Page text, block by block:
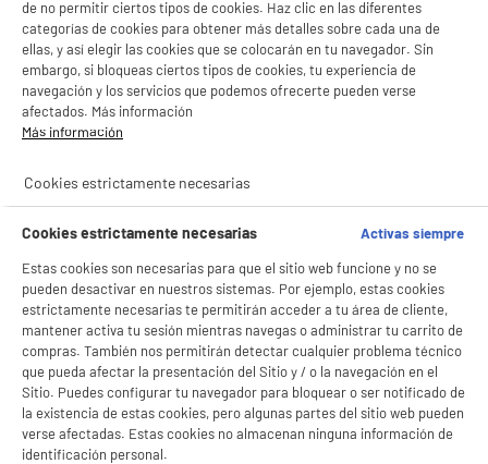
product_anchor_characteristics
0€97
DEPOT
Con el fin de mejorar tu experiencia, y tras tu consentimiento, ELECTRO DEPOT
y sus socios utilizan cookies que procesan tus datos personales para:
- compartir contenido adaptado a tus preferencias
- ofrecer publicidad y comunicaciones personalizadas
- facilitar el intercambio de contenido en las redes sociales
- analizar el tráfico en nuestro sitio web Consulta la política de cookies.
Consulta la política de cookies..
Si aceptas, la experiencia será aún mejor. Si no acepta, se utilizarán cookies
estadísticas anónimas basadas en tu navegación. Puedes oponerte a su uso
gestionando sus cookies.
¡Buena visita!
de no permitir ciertos tipos de cookies. Haz clic en las diferentes
categorías de cookies para obtener más detalles sobre cada una de
ellas, y así elegir las cookies que se colocarán en tu navegador. Sin
embargo, si bloqueas ciertos tipos de cookies, tu experiencia de
navegación y los servicios que podemos ofrecerte pueden verse
afectados. Más información
Más información
Cookies estrictamente necesarias
Cookies estrictamente necesarias
Activas siempre
Estas cookies son necesarias para que el sitio web funcione y no se
pueden desactivar en nuestros sistemas. Por ejemplo, estas cookies
estrictamente necesarias te permitirán acceder a tu área de cliente,
mantener activa tu sesión mientras navegas o administrar tu carrito de
compras. También nos permitirán detectar cualquier problema técnico
que pueda afectar la presentación del Sitio y / o la navegación en el
Sitio. Puedes configurar tu navegador para bloquear o ser notificado de
la existencia de estas cookies, pero algunas partes del sitio web pueden
verse afectadas. Estas cookies no almacenan ninguna información de
identificación personal.